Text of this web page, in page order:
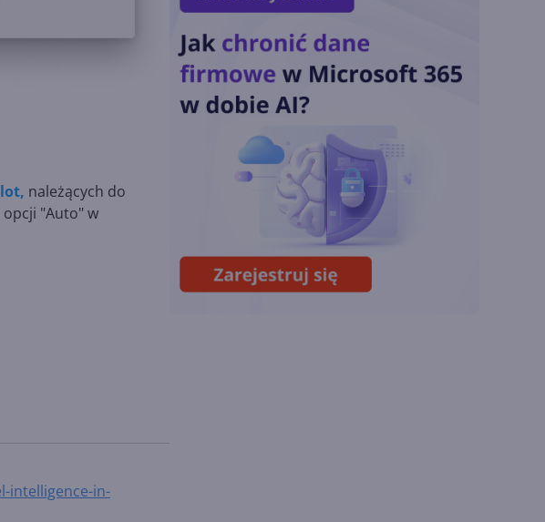
należących do
"Auto" w
intelligence-in-
Lista zmian w
Microsoft 365 Copilot.
Podsumowanie lipca
2026
modeli GPT-5.6.
Odpowiedź na presję
Chin
Miliardy z AI i
chmury. Microsoft
ogłasza znakomite
wyniki i